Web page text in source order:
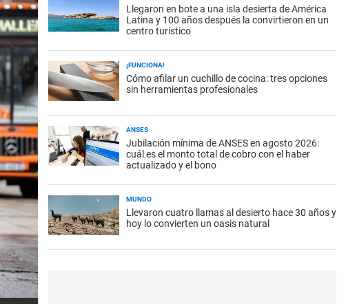
Llegaron en bote a una isla desierta de América
Latina y 100 años después la convirtieron en un
centro turístico
¡FUNCIONA!
Cómo afilar un cuchillo de cocina: tres opciones
sin herramientas profesionales
ANSES
Jubilación mínima de ANSES en agosto 2026:
cuál es el monto total de cobro con el haber
actualizado y el bono
MUNDO
Llevaron cuatro llamas al desierto hace 30 años y
hoy lo convierten un oasis natural